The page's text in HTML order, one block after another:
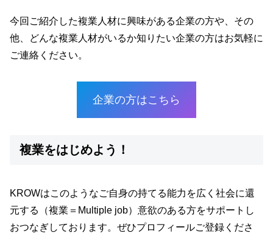
今回ご紹介した複業人材に興味がある企業の方や、その
他、どんな複業人材がいるか知りたい企業の方はお気軽に
ご連絡ください。
企業の方はこちら
複業をはじめよう！
KROWはこのようなご自身の持てる能力を広く社会に還
元する（複業＝Multiple job）意欲のある方をサポートし
おつなぎしております。ぜひプロフィールご登録くださ